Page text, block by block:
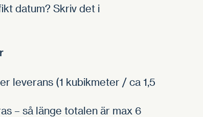
datum? Skriv det i
leverans (1 kubikmeter / ca 1,5
– så länge totalen är max 6